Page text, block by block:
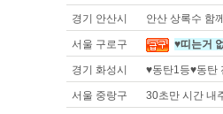
경기 안산시 안산 상록수 함
서울 구로구 ♥띠는거
경기 화성시 ♥동탄1등♥동탄
서울 중랑구 30초만 시간 내